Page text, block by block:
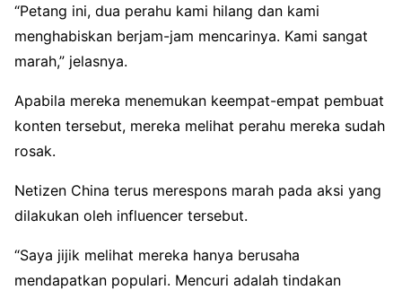
“Petang ini, dua perahu kami hilang dan kami
menghabiskan berjam-jam mencarinya. Kami sangat
marah,” jelasnya.
Apabila mereka menemukan keempat-empat pembuat
konten tersebut, mereka melihat perahu mereka sudah
rosak.
Netizen China terus merespons marah pada aksi yang
dilakukan oleh influencer tersebut.
“Saya jijik melihat mereka hanya berusaha
mendapatkan populari. Mencuri adalah tindakan